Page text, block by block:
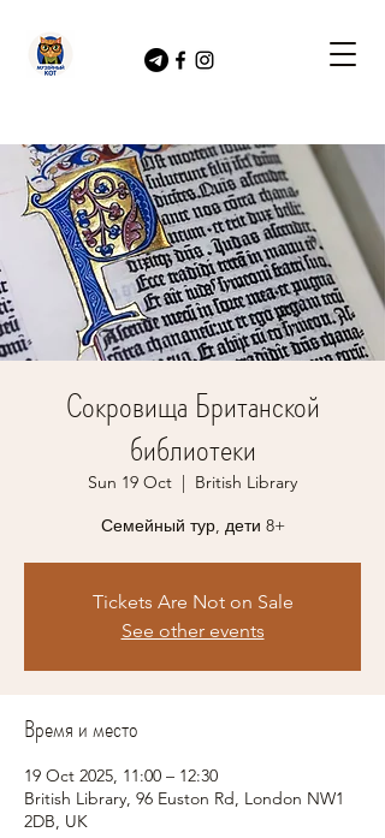
Сокровища Британской
библиотеки
Sun 19 Oct
  |
British Library
Семейный тур, дети 8+
Tickets Are Not on Sale
See other events
Время и место
19 Oct 2025, 11:00 – 12:30
British Library, 96 Euston Rd, London NW1
2DB, UK